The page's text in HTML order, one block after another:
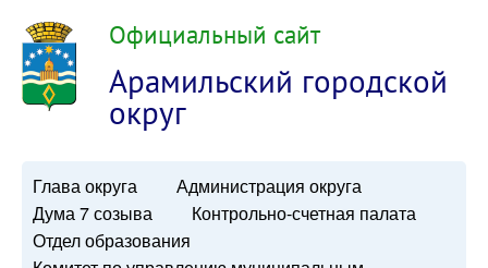
Официальный сайт
Арамильский городской
округ
Глава округа
Администрация округа
Дума 7 созыва
Контрольно-счетная палата
Отдел образования